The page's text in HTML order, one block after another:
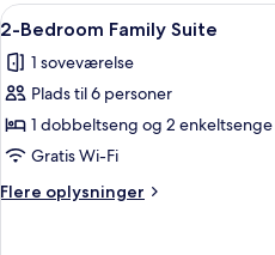
Indlæs
alle
billeder
af
2-
Bedroom
Family
Suite
9
2-Bedroom Family Suite
1 soveværelse
Plads til 6 personer
1 dobbeltseng og 2 enkeltsenge
Gratis Wi-Fi
Flere oplysninger
Flere